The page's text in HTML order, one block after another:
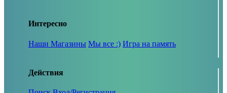
Интересно
Наши Магазины Мы все :) Игра на память
Действия